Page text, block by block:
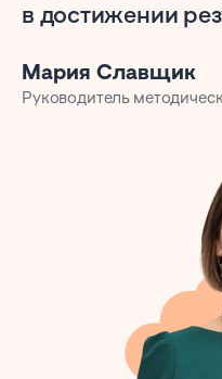
в достижении
Мария Славщик
Руководитель